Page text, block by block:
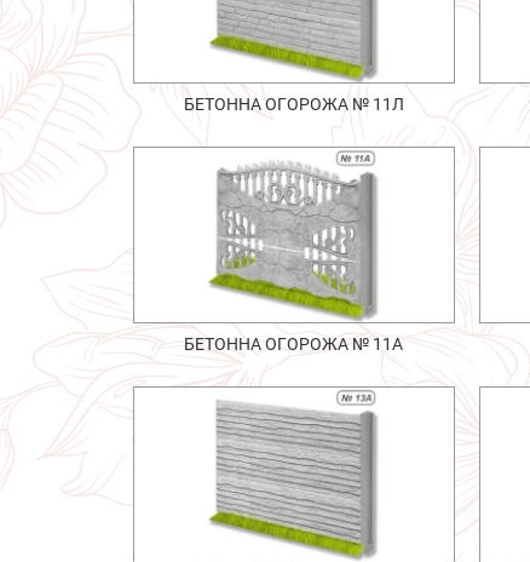
БЕТОННА ОГОРОЖА № 11Л
БЕТОННА ОГОРОЖА № 11А